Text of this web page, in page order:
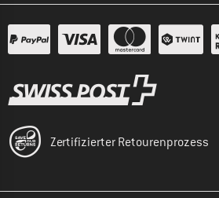
Zertifizierter Retourenprozess